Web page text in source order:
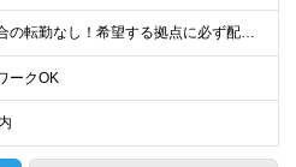
≪会社都合の転勤なし！希望する拠点に必ず配属します。新潟Uターン・Iターン大歓迎！≫ 首都圏(東京、神奈川、千葉、埼玉)または新潟市、長岡市周辺のお客様先または各拠点での勤務となります。 ■東京支社
ークOK